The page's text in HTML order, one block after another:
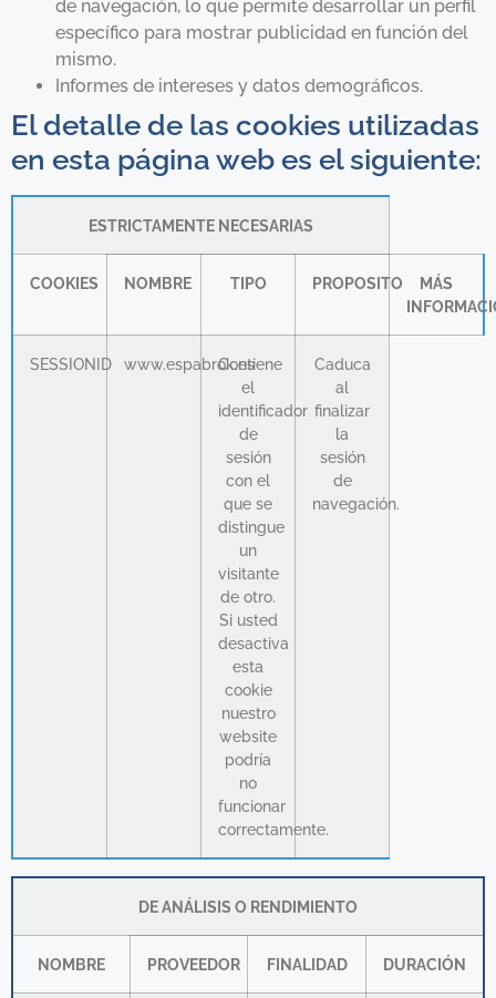
de navegación, lo que permite desarrollar un perfil
específico para mostrar publicidad en función del
mismo.
Informes de intereses y datos demográficos.
El detalle de las cookies utilizadas
en esta página web es el siguiente:
ESTRICTAMENTE NECESARIAS
COOKIES NOMBRE TIPO PROPOSITO
MÁS
SESSIONID www.espabrok.es
Contiene
el
identificador
de
sesión
con el
que se
distingue
un
visitante
de otro.
Si usted
desactiva
esta
cookie
nuestro
website
podría
no
funcionar
correctamente.
Caduca
al
finalizar
la
sesión
de
navegación.
DE ANÁLISIS O RENDIMIENTO
NOMBRE PROVEEDOR FINALIDAD DURACIÓN